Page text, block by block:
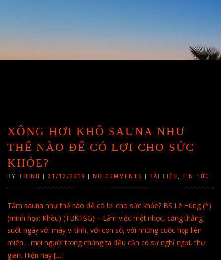
XÔNG HƠI KHÔ SAUNA NHƯ
THẾ NÀO ĐỂ CÓ LỢI CHO SỨC
KHỎE?
BY THINH 31/12/2019 NO COMMENTS TÀI LIỆU , TIN TỨC
Tắm sauna như thế nào để có lợi cho sức khỏe? BS Lê Hùng (*)
(minh họa: Khều) (TBKTSG) – Làm việc mệt nhọc, căng thẳng
suốt ngày với máy vi tính, với con số, với những cuộc họp liên
miên… mọi người trong chúng ta đều cần có sự nghỉ ngơi, thư
giãn. Hiện nay […]